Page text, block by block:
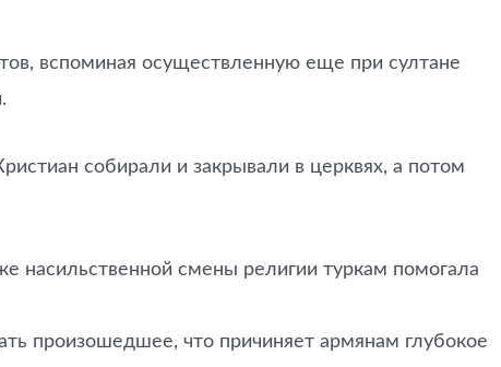
вспоминая осуществленную еще при султане
собирали и закрывали в церквях, а потом
насильственной смены религии туркам помогала
произошедшее, что причиняет армянам глубокое